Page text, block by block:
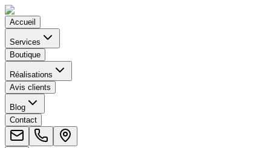
Accueil
Services
Boutique
Réalisations
Avis clients
Blog
Contact